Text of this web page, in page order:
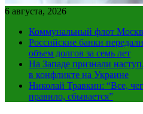
6 августа, 2026
Коммунальный флот
Российские банки
объем долгов за семь лет
На Западе признали
в конфликте на Украине
Николай Травкин: “Все,
правило, сбывается”